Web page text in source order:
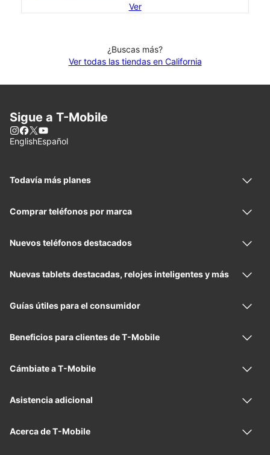
Ver
¿Buscas más?
Ver todas las tiendas en California